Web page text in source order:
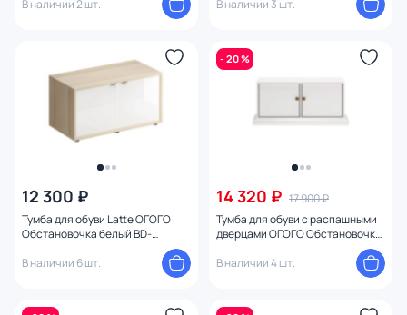
В наличии 2 шт.
В наличии 3 шт.
12 300 ₽
Тумба для обуви Latte ОГОГО
Обстановочка белый BD-
В наличии 6 шт.
- 20 %
14 320 ₽ 17 900 ₽
Тумба для обуви с распашными
дверцами ОГОГО Обстановочка
В наличии 4 шт.
Стиль
Размер